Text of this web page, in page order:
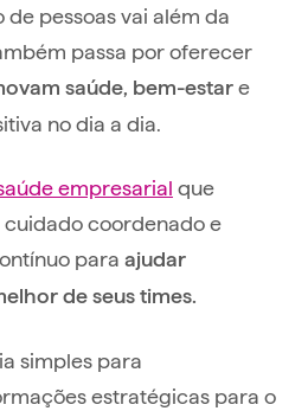
pessoas vai além da
passa por oferecer
saúde, bem-estar e
no dia a dia.
empresarial que
coordenado e
para ajudar
de seus times.
simples para
estratégicas para o